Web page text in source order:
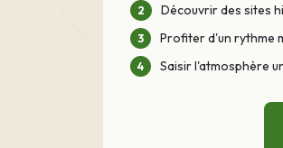
Découvrir des sites
Profiter d'un rythme
Saisir l'atmosphère